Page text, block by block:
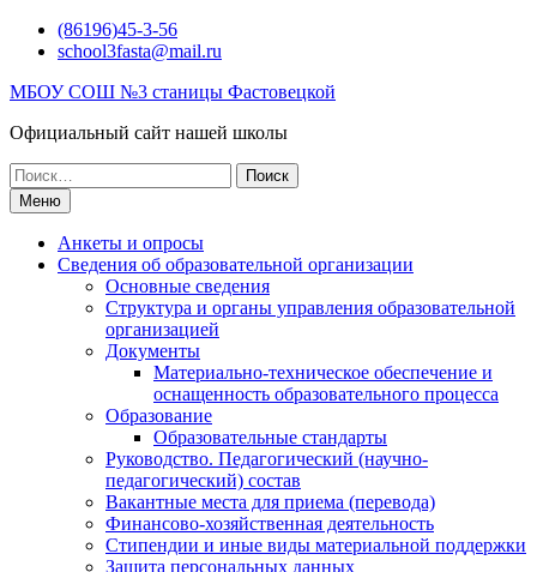
Перейти(86196)45-3-56
school3fasta@mail.ru
МБОУ СОШ №3 станицы Фастовецкой
Официальный сайт нашей школы
Поиск
по:Меню
Анкеты и опросы
Сведения об образовательной организации
Основные сведения
Структура и органы управления образовательной
организацией
Документы
Материально-техническое обеспечение и
оснащенность образовательного процесса
Образование
Образовательные стандарты
Руководство. Педагогический (научно-
педагогический) состав
Вакантные места для приема (перевода)
Финансово-хозяйственная деятельность
Стипендии и иные виды материальной поддержки
Защита персональных данных